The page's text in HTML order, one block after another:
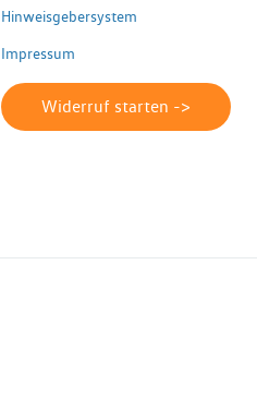
Hinweisgebersystem
Impressum
Widerruf starten ->